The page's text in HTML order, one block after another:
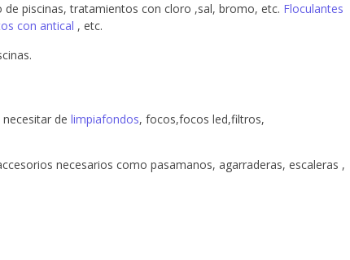
piscinas, tratamientos con cloro ,sal, bromo, etc. Floculantes
con antical , etc.
de limpiafondos, focos,focos led,filtros,
necesarios como pasamanos, agarraderas, escaleras ,